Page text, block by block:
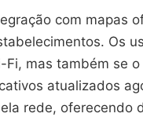
com mapas
Os
mas também se
atualizados
rede, oferecendo